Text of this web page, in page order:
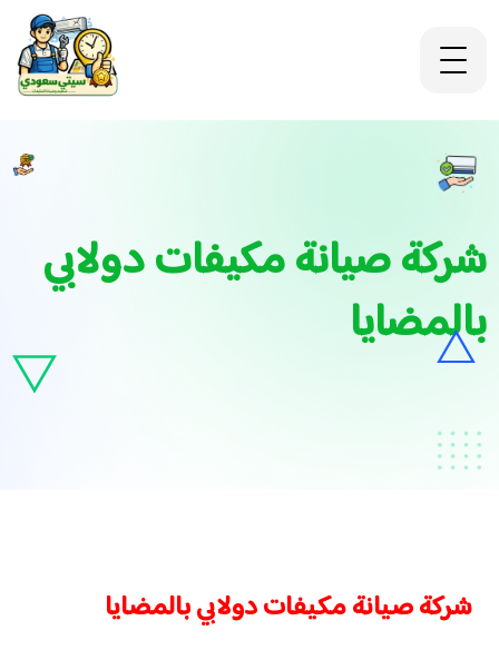
شركة صيانة مكيفات دولابي
بالمضايا
شركة صيانة مكيفات دولابي بالمضايا